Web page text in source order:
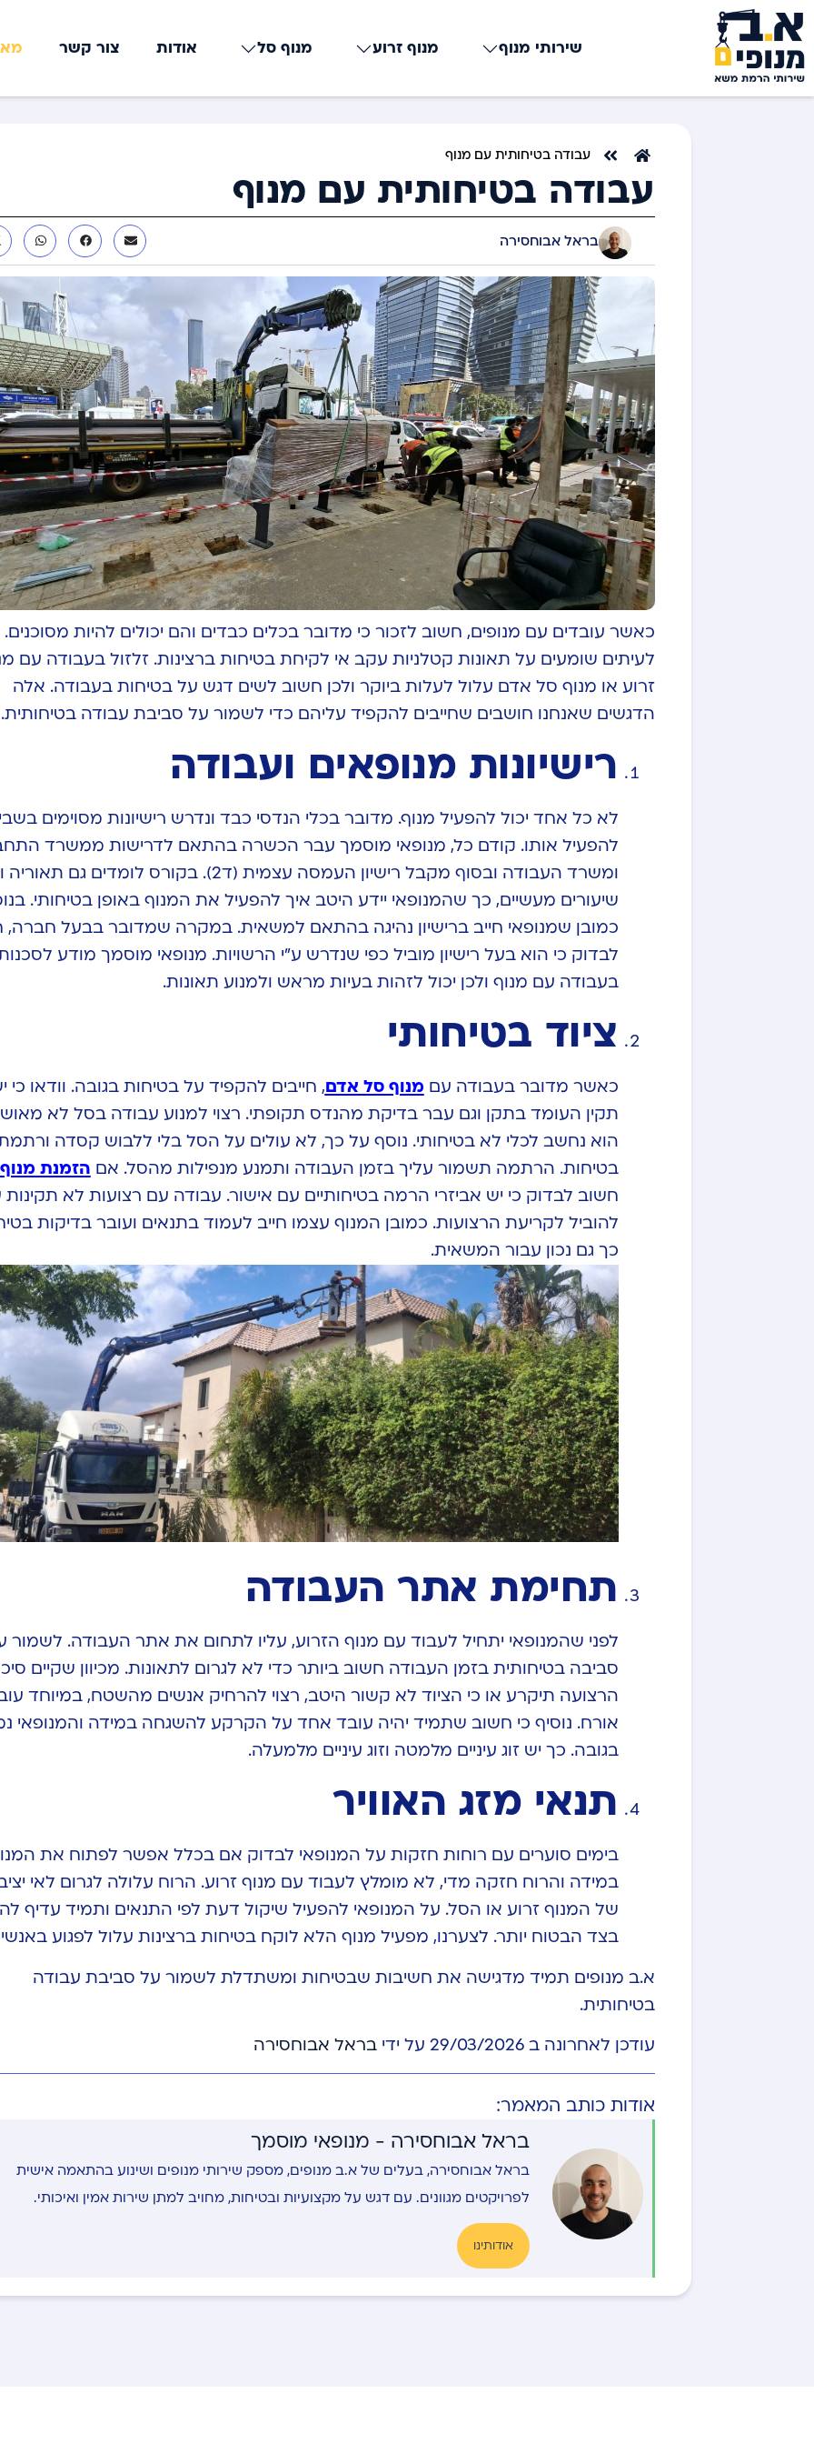
שירותי מנוף מנוף זרוע מנוף סל אודות צור קשר
עבודה בטיחותית עם מנוף
עבודה בטיחותית עם מנוף
בראל אבוחסירה
כאשר עובדים עם מנופים, חשוב לזכור כי מדובר בכלים כבדים והם יכולים להיות מסוכנים.
לעיתים שומעים על תאונות קטלניות עקב אי לקיחת בטיחות ברצינות. זלזול בעבודה עם
זרוע או מנוף סל אדם עלול לעלות ביוקר ולכן חשוב לשים דגש על בטיחות בעבודה. אלה
הדגשים שאנחנו חושבים שחייבים להקפיד עליהם כדי לשמור על סביבת עבודה בטיחותית.
רישיונות מנופאים ועבודה
לא כל אחד יכול להפעיל מנוף. מדובר בכלי הנדסי כבד ונדרש רישיונות מסוימים
להפעיל אותו. קודם כל, מנופאי מוסמך עבר הכשרה בהתאם לדרישות ממשרד
ומשרד העבודה ובסוף מקבל רישיון העמסה עצמית (ד2). בקורס לומדים גם
שיעורים מעשיים, כך שהמנופאי יידע היטב איך להפעיל את המנוף באופן בטיחותי.
כמובן שמנופאי חייב ברישיון נהיגה בהתאם למשאית. במקרה שמדובר בבעל חברה,
לבדוק כי הוא בעל רישיון מוביל כפי שנדרש ע”י הרשויות. מנופאי מוסמך מודע
בעבודה עם מנוף ולכן יכול לזהות בעיות מראש ולמנוע תאונות.
ציוד בטיחותי
כאשר מדובר בעבודה עם מנוף סל אדם, חייבים להקפיד על בטיחות בגובה. וודאו כי
תקין העומד בתקן וגם עבר בדיקת מהנדס תקופתי. רצוי למנוע עבודה בסל לא
הוא נחשב לכלי לא בטיחותי. נוסף על כך, לא עולים על הסל בלי ללבוש קסדה
בטיחות. הרתמה תשמור עליך בזמן העבודה ותמנע מנפילות מהסל. אם הזמנת
חשוב לבדוק כי יש אביזרי הרמה בטיחותיים עם אישור. עבודה עם רצועות לא תקינות
להוביל לקריעת הרצועות. כמובן המנוף עצמו חייב לעמוד בתנאים ועובר בדיקות
כך גם נכון עבור המשאית.
תחימת אתר העבודה
לפני שהמנופאי יתחיל לעבוד עם מנוף הזרוע, עליו לתחום את אתר העבודה. לשמור
סביבה בטיחותית בזמן העבודה חשוב ביותר כדי לא לגרום לתאונות. מכיוון שקיים
הרצועה תיקרע או כי הציוד לא קשור היטב, רצוי להרחיק אנשים מהשטח, במיוחד
אורח. נוסיף כי חשוב שתמיד יהיה עובד אחד על הקרקע להשגחה במידה והמנופאי
בגובה. כך יש זוג עיניים מלמטה וזוג עיניים מלמעלה.
תנאי מזג האוויר
בימים סוערים עם רוחות חזקות על המנופאי לבדוק אם בכלל אפשר לפתוח את
במידה והרוח חזקה מדי, לא מומלץ לעבוד עם מנוף זרוע. הרוח עלולה לגרום לאי
של המנוף זרוע או הסל. על המנופאי להפעיל שיקול דעת לפי התנאים ותמיד עדיף
בצד הבטוח יותר. לצערנו, מפעיל מנוף הלא לוקח בטיחות ברצינות עלול לפגוע
א.ב מנופים תמיד מדגישה את חשיבות שבטיחות ומשתדלת לשמור על סביבת עבודה
בטיחותית.
עודכן לאחרונה ב 29/03/2026 על ידי
בראל אבוחסירה
אודות כותב המאמר:
בראל אבוחסירה - מנופאי מוסמך
בראל אבוחסירה, בעלים של א.ב מנופים, מספק שירותי מנופים ושינוע בהתאמה אישית
לפרויקטים מגוונים. עם דגש על מקצועיות ובטיחות, מחויב למתן שירות אמין ואיכותי.
אודותינו